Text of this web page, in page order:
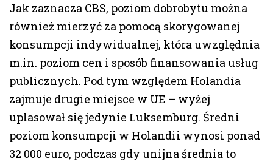
Jak zaznacza CBS, poziom dobrobytu można
również mierzyć za pomocą skorygowanej
konsumpcji indywidualnej, która uwzględnia
m.in. poziom cen i sposób finansowania usług
publicznych. Pod tym względem Holandia
zajmuje drugie miejsce w UE – wyżej
uplasował się jedynie Luksemburg. Średni
poziom konsumpcji w Holandii wynosi ponad
32 000 euro, podczas gdy unijna średnia to